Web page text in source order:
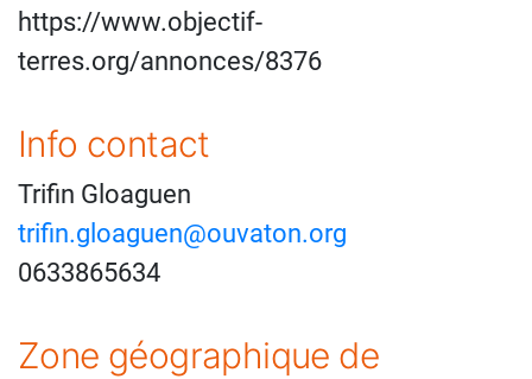
https://www.objectif-
terres.org/annonces/8376
Info contact
Trifin Gloaguen
trifin.gloaguen@ouvaton.org
0633865634
Zone géographique de